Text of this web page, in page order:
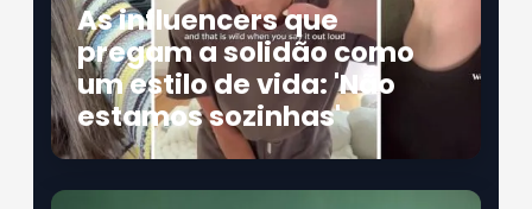
As influencers que
pregam a solidão como
um estilo de vida: 'Não
estamos sozinhas'